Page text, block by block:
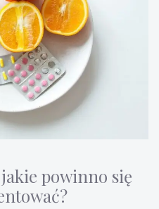
powinno się